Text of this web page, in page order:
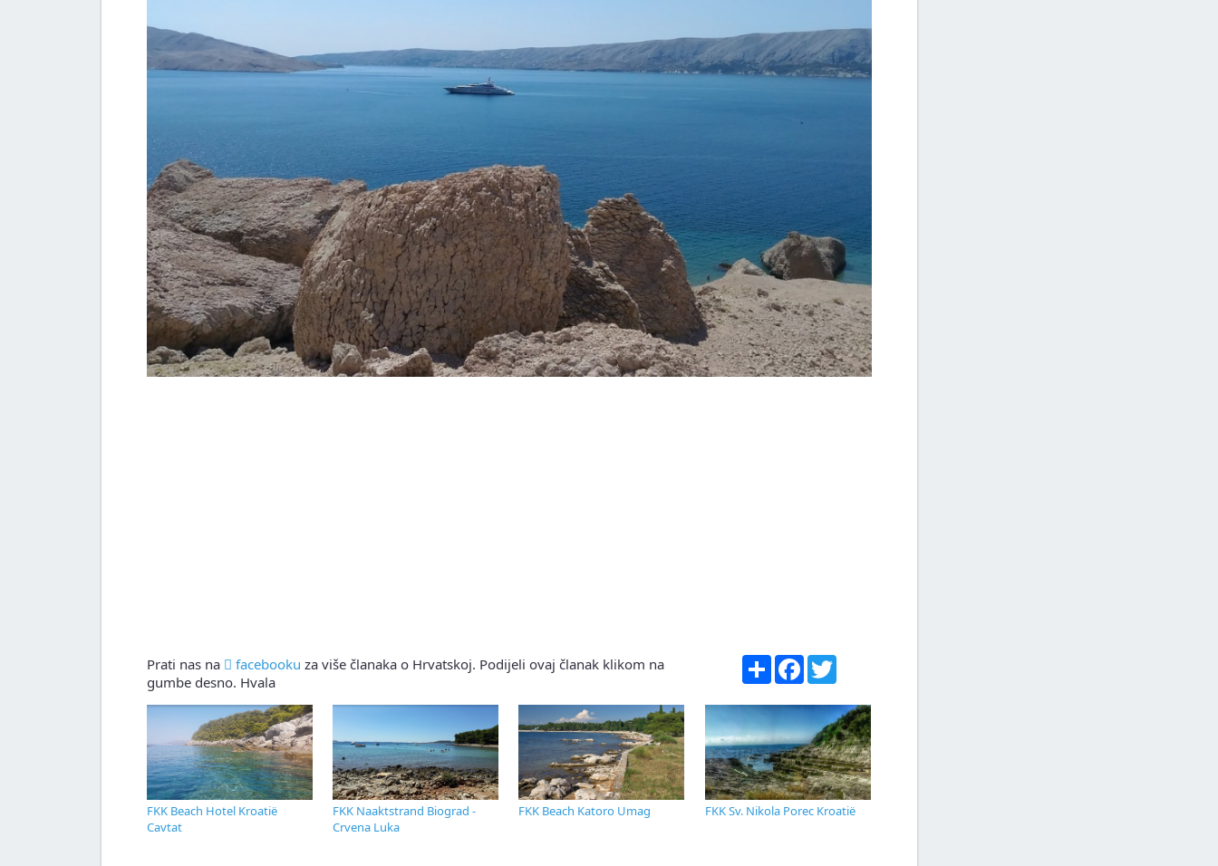
Prati nas na facebooku za više članaka o Hrvatskoj. Podijeli ovaj članak klikom na
gumbe desno. Hvala
Share Facebook
FKK Beach Hotel Kroatië
Cavtat
FKK Naaktstrand Biograd -
Crvena Luka
FKK Beach Katoro Umag FKK Sv. Nikola Porec Kroatië